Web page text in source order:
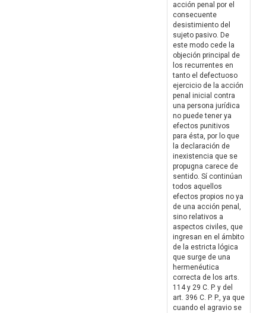
acción penal por el
consecuente
desistimiento del
sujeto pasivo. De
este modo cede la
objeción principal de
los recurrentes en
tanto el defectuoso
ejercicio de la acción
penal inicial contra
una persona jurídica
no puede tener ya
efectos punitivos
para ésta, por lo que
la declaración de
inexistencia que se
propugna carece de
sentido. Sí continúan
todos aquellos
efectos propios no ya
de una acción penal,
sino relativos a
aspectos civiles, que
ingresan en el ámbito
de la estricta lógica
que surge de una
hermenéutica
correcta de los arts.
114 y 29 C. P. y del
art. 396 C. P. P., ya que
cuando el agravio se